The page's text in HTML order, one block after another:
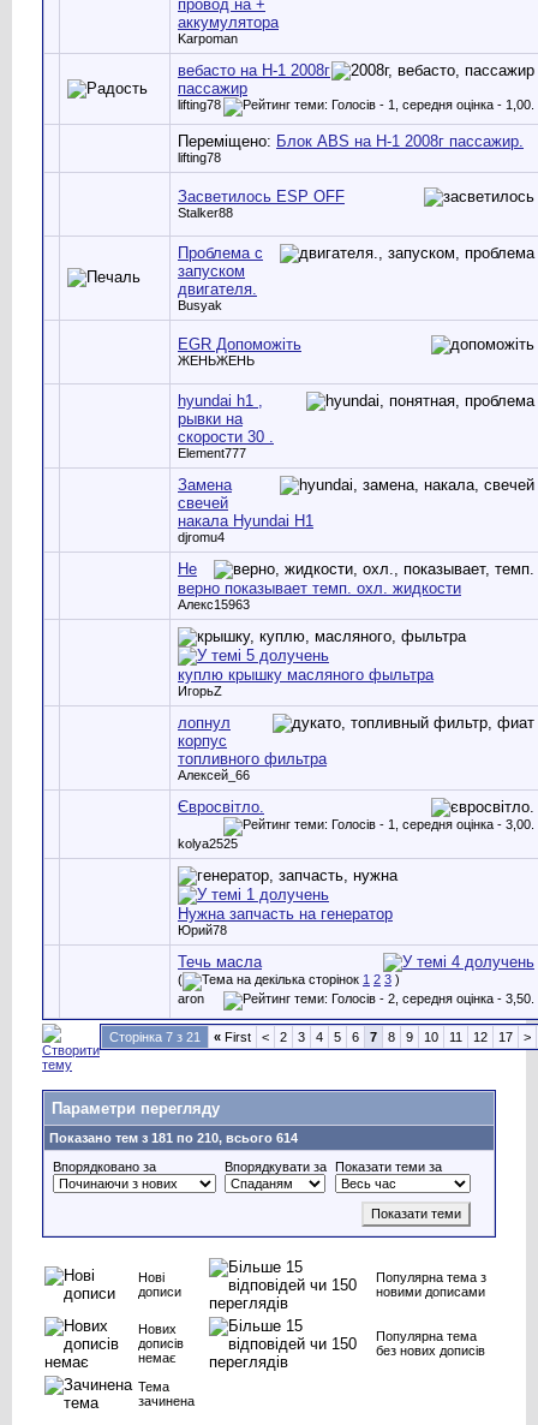
провод на +
аккумулятора
Karpoman
вебасто на Н-1 2008г
пассажир
lifting78
Переміщено: Блок ABS на Н-1 2008г пассажир.
lifting78
Засветилось ESP OFF
Stalker88
Проблема с
запуском
двигателя.
Busyak
EGR Допоможіть
ЖЕНЬЖЕНЬ
hyundai h1 ,
рывки на
скорости 30 .
Element777
Замена
свечей
накала Hyundai H1
djromu4
Не
верно показывает темп. охл. жидкости
Алекс15963
куплю крышку масляного фыльтра
ИгорьZ
лопнул
корпус
топливного фильтра
Алексей_66
Євросвітло.
kolya2525
Нужна запчасть на генератор
Юрий78
Течь масла
( 1 2 3 )
aron
Сторінка 7 з 21 « First < 2 3 4 5 6 7 8 9 10 11 12 17 >
Параметри перегляду
Показано тем з 181 по 210, всього 614
Впорядковано за
Впорядкувати за Показати теми за
Нові
дописи
Популярна тема з
новими дописами
Нових
дописів
немає
Популярна тема
без нових дописів
Тема
зачинена